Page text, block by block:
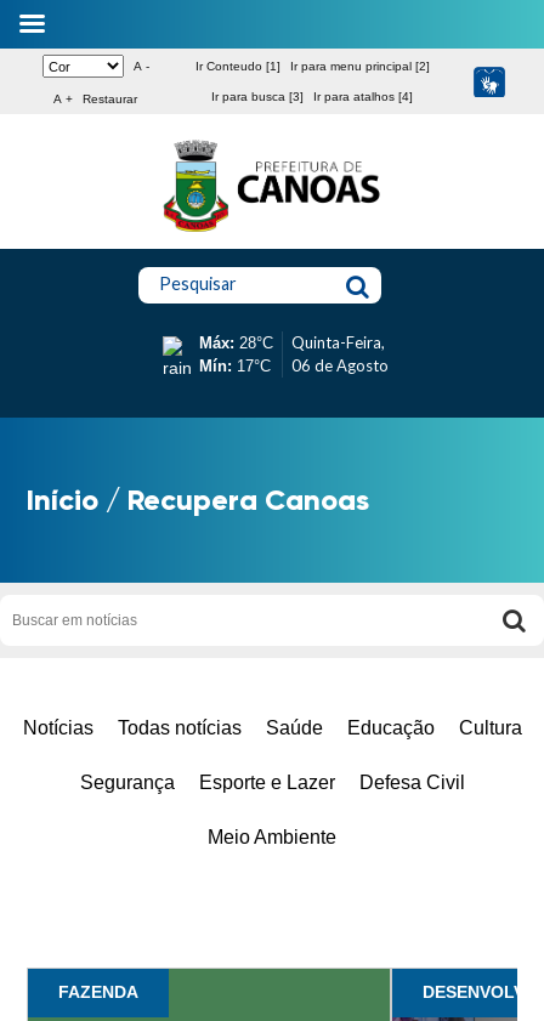
A -
A + Restaurar
Ir Conteudo [1] Ir para menu principal [2]
Ir para busca [3] Ir para atalhos [4]
Pesquisar
Máx: 28°C
Mín: 17°C
Quinta-Feira,
06 de Agosto
Início / Recupera Canoas
Notícias Todas notícias Saúde Educação Cultura
Segurança Esporte e Lazer Defesa Civil
Meio Ambiente
FAZENDA